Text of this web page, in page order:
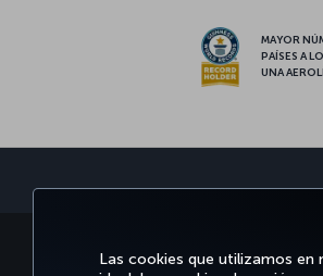
Las cookies que utilizamos
MAYOR
PAÍSES A
UNA
RESERVE Y GESTIONE